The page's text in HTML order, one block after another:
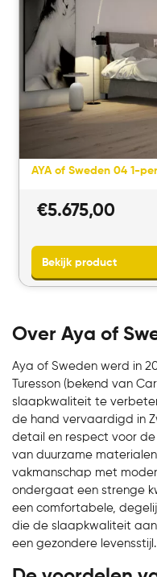
AYA of Sweden 04 1-
€5.675,00
Over Aya of
Aya of Sweden werd in
Turesson (bekend van
slaapkwaliteit te
de hand vervaardigd in
detail en respect voor
van duurzame
vakmanschap met
ondergaat een strenge
een comfortabele,
die de slaapkwaliteit
een gezondere levensstijl.